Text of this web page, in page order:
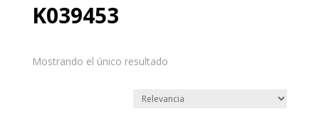
K039453
Mostrando el único resultado